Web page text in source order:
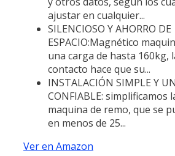
ajustar en cualquier...
SILENCIOSO Y AHORRO DE
ESPACIO:Magnético
una carga de hasta 160kg,
contacto hace que su...
INSTALACIÓN SIMPLE Y
CONFIABLE: simplificamos
maquina de remo, que se
en menos de 25...
Ver en Amazon